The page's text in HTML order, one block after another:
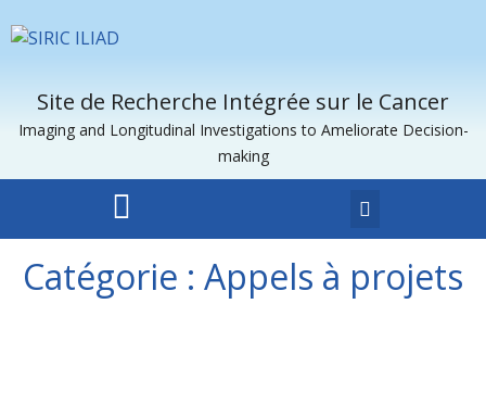
Site de Recherche Intégrée sur le Cancer
Imaging and Longitudinal Investigations to Ameliorate Decision-
making
Catégorie : Appels à projets